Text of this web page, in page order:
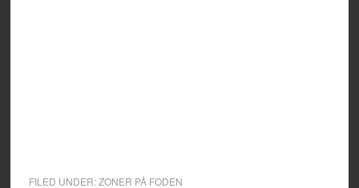
FILED UNDER:ZONER PÅ FODEN